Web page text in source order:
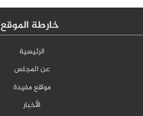
خارطة الموقع
الرئيسية
عن المجلس
مواقع مفيدة
الأخبار